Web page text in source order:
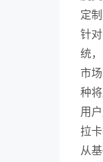
定
针
统
市
种
用
拉
从